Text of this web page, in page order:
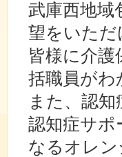
武庫西地域
望をいただ
皆様に介
括職員がわ
また、認
認知症サポ
なるオレ